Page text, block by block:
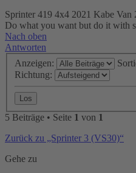
Sprinter 419 4x4 2021 Kabe Van
Do what you want but do it with
Nach oben
Antworten
Anzeigen:
Richtung:
5 Beiträge • Seite 1 von 1
Zurück zu „Sprinter 3 (VS30)“
Gehe zu